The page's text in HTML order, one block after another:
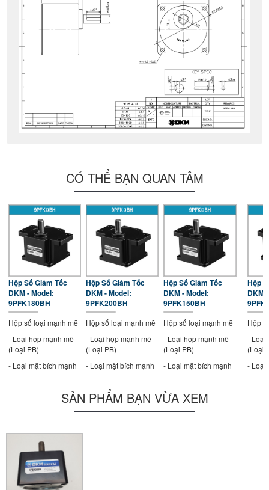
CÓ THỂ BẠN QUAN TÂM
Hộp Số Giảm Tốc
DKM - Model:
9PFK180BH
Hộp số loại mạnh mẽ
- Loại hộp mạnh mẽ
(Loại PB)
- Loại mặt bích mạnh
- Kích thước khung:
Hộp Số Giảm Tốc
DKM - Model:
9PFK200BH
Hộp số loại mạnh mẽ
- Loại hộp mạnh mẽ
(Loại PB)
- Loại mặt bích mạnh
- Kích thước khung:
90mm
Hộp Số Giảm Tốc
DKM - Model:
9PFK150BH
Hộp số loại mạnh mẽ
- Loại hộp mạnh mẽ
(Loại PB)
- Loại mặt bích mạnh
- Kích thước khung:
90mm
Hộp
DKM
Hộp
- Loại
(Loại
- Loại
SẢN PHẨM BẠN VỪA XEM